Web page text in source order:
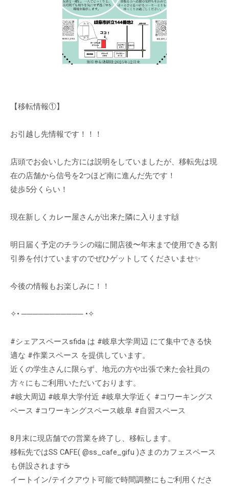
【移転情報①】
お引越し先情報です！！！
店頭でお会いした方には説明をしていましたが、移転先は現
在の店舗から信号を2つほど南に進んだ先です！
徒歩5分くらい！
現在新しくカレー屋さんが出来た隣に入ります🙌
明日届く予定のチラシの端に開店後〜年末まで使用できる割
引券を付けていますのでぜひゲットしてくださいませ✨️
今後の情報もお楽しみに！！
✧• ─────────── •✧
#シェアスペースsfida は #岐阜大学周辺 にて集中できる快
適な #作業スペース を提供しています。
近くの学生さんに限らず、地元の方や出張で来た会社員の
方々にもご利用いただいております。
#岐大周辺 #岐阜大学付近 #岐阜大学近く #コワーキングス
ペース #コワーキングスペース岐阜 #自習スペース
8月末に現店舗での営業を終了し、移転します。
移転先ではSS CAFE( @ss_cafe_gifu )さまのカフェスペース
も併設されます☕️
イートイン/テイクアウト可能で時間調整にもご利用くださ